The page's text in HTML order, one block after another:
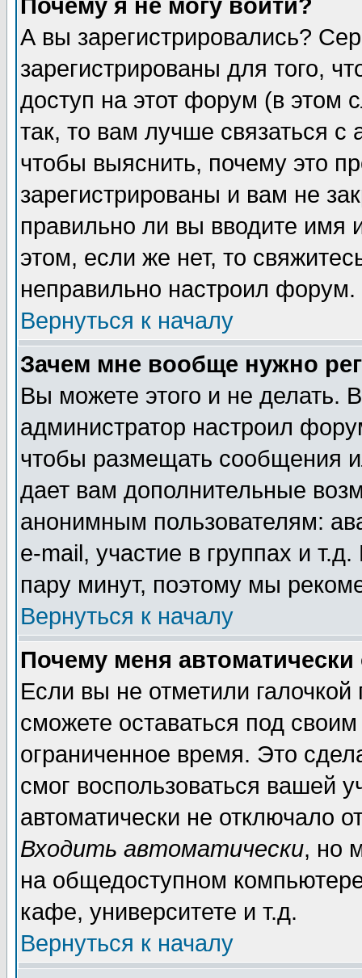
Почему я не могу войти?
А вы зарегистрировались?
зарегистрированы для того,
доступ на этот форум (в этом
так, то вам лучше связаться
чтобы выяснить, почему это
зарегистрированы и вам не
правильно ли вы вводите
этом, если же нет, то
неправильно настроил форум.
Вернуться к началу
Зачем мне вообще нужно
Вы можете этого и не делать.
администратор настроил
чтобы размещать сообщения
дает вам дополнительные
анонимным пользователям:
e-mail, участие в группах и
пару минут, поэтому мы
Вернуться к началу
Почему меня автоматически
Если вы не отметили галочкой
сможете оставаться под
ограниченное время. Это
смог воспользоваться вашей
автоматически не отключало
Входить автоматически, но
на общедоступном
кафе, университете и т.д.
Вернуться к началу